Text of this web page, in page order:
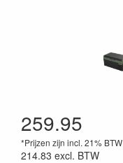
259.95
*Prijzen zijn incl. 21% BTW
214.83 excl. BTW